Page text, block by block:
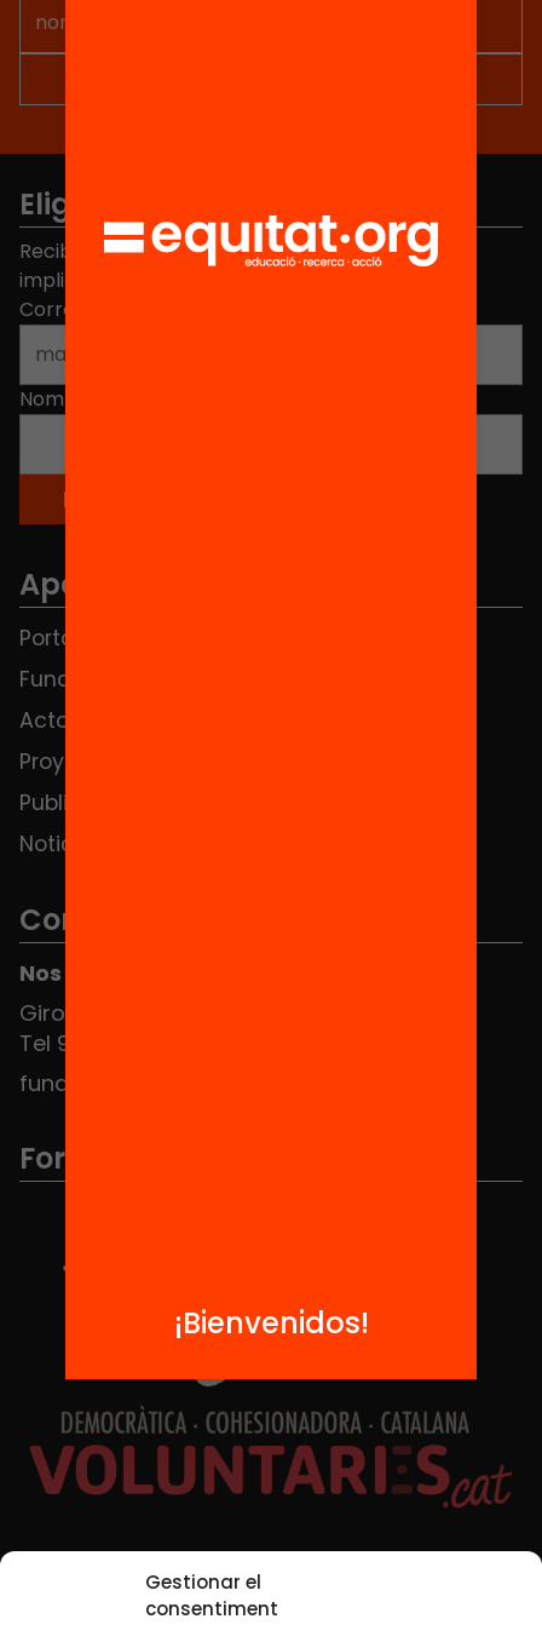
Gestionar el
consentiment
Elige equidad
Recibe contenidos, iniciativas y proyectos para
implicarte.
Correo electrónico
Nombre
Apartados
Portada
Fundación
Actos
Proyectos
Publicaciones y vídeos
Noticias
Contacto
Nos puedes encontrar en el HUB Social
Girona 34, interior 08010 Barcelona
Tel 934 588 700
fundacio@equitat.org
Formamos parte de...
Redes sociales
¡Bienvenidos!